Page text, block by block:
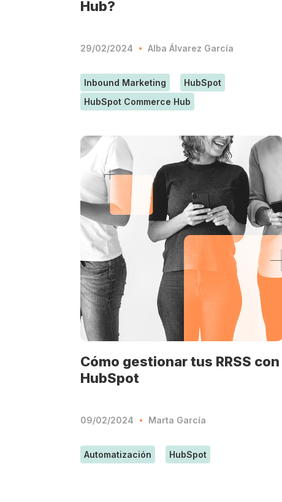
Hub?
29/02/2024 Alba Álvarez García
Inbound Marketing
HubSpot
HubSpot Commerce Hub
Cómo gestionar tus RRSS con
HubSpot
09/02/2024 Marta García
Automatización HubSpot